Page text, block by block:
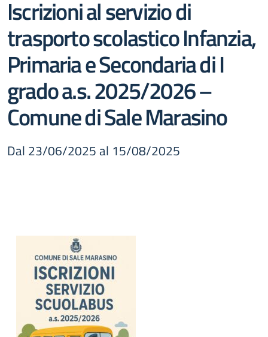
Iscrizioni al servizio di
trasporto scolastico Infanzia,
Primaria e Secondaria di I
grado a.s. 2025/2026 –
Comune di Sale Marasino
Dal 23/06/2025 al 15/08/2025